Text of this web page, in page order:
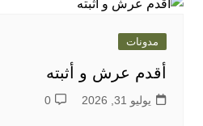
مدونات
أقدم عرش و أثبته
يوليو 31, 2026 0